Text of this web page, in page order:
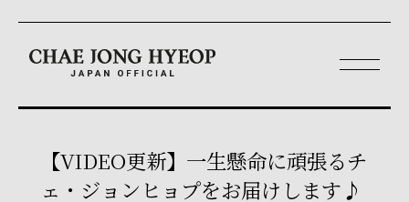
【VIDEO更新】一生懸命に頑張るチ
ェ・ジョンヒョプをお届けします♪